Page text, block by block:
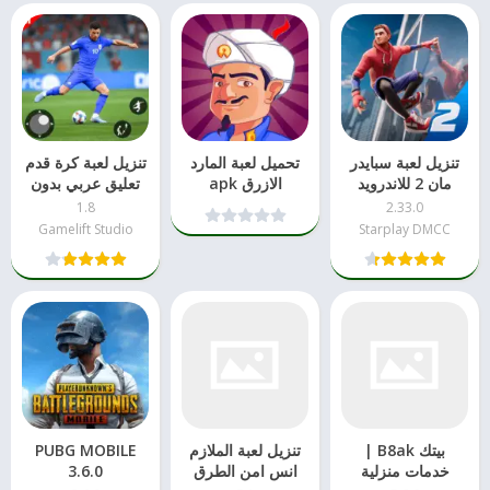
تنزيل لعبة سبايدر
مان 2​ للاندرويد
2.33.0
Starplay DMCC
تحميل لعبة المارد
الازرق apk
تنزيل لعبة كرة قدم
تعليق عربي بدون
نت​ apk1.8
Gamelift Studio
بيتك B8ak |
خدمات منزلية
تنزيل لعبة الملازم
انس امن الطرق
PUBG MOBILE
3.6.0